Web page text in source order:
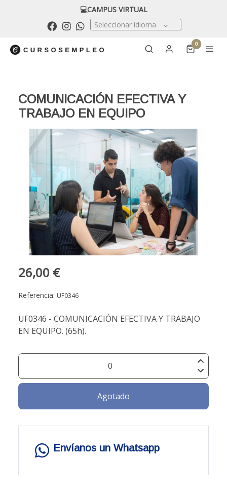
💻CAMPUS VIRTUAL
Seleccionar idioma
0
COMUNICACIÓN EFECTIVA Y
TRABAJO EN EQUIPO
26,00 €
Referencia: UF0346
UF0346 - COMUNICACIÓN EFECTIVA Y TRABAJO
EN EQUIPO. (65h).
Agotado
Envíanos un Whatsapp